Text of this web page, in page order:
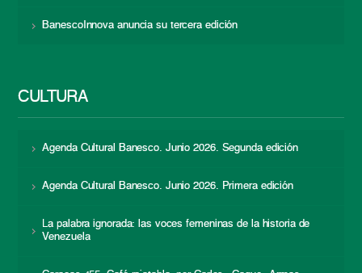
BanescoInnova anuncia su tercera edición
CULTURA
Agenda Cultural Banesco. Junio 2026. Segunda edición
Agenda Cultural Banesco. Junio 2026. Primera edición
La palabra ignorada: las voces femeninas de la historia de
Venezuela